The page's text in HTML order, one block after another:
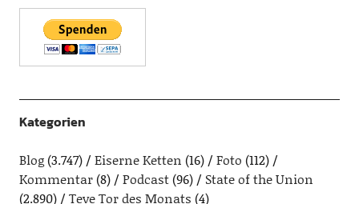
Kategorien
Blog(3.747) Eiserne Ketten (16) Foto (112)
Kommentar(8) Podcast(96)
State of the Union
(2.890)
Teve Tor des Monats (4)